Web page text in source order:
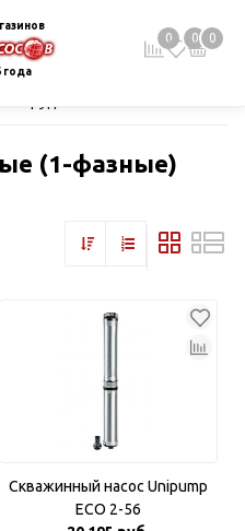
года
0 0 0
(1-фазные)
Скважинный насос Unipump
ECO 2-56